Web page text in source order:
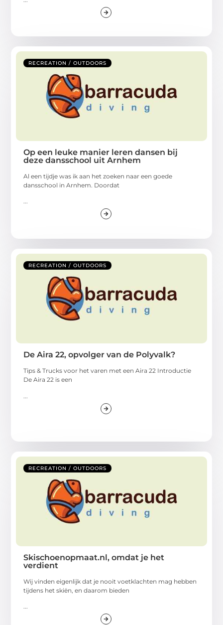
RECREATION / OUTDOORS
Op een leuke manier leren dansen bij
deze dansschool uit Arnhem
Al een tijdje was ik aan het zoeken naar een goede
dansschool in Arnhem. Doordat
...
RECREATION / OUTDOORS
De Aira 22, opvolger van de Polyvalk?
Tips & Trucks voor het varen met een Aira 22 Introductie
De Aira 22 is een
RECREATION / OUTDOORS
Skischoenopmaat.nl, omdat je het
verdient
Wij vinden eigenlijk dat je nooit voetklachten mag hebben
tijdens het skiën, en daarom bieden